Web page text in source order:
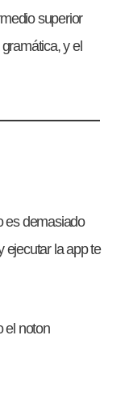
superior
y el
es demasiado
ejecutar la app te
el noton